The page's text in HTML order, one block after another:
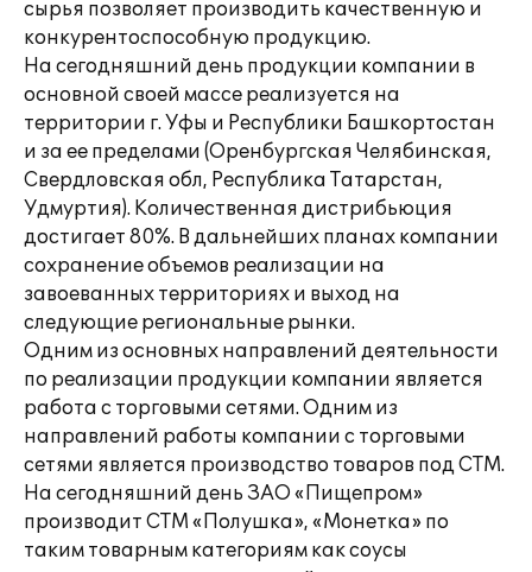
сырья позволяет производить качественную и
конкурентоспособную продукцию.
На сегодняшний день продукции компании в
основной своей массе реализуется на
территории г. Уфы и Республики Башкортостан
и за ее пределами (Оренбургская Челябинская,
Свердловская обл, Республика Татарстан,
Удмуртия). Количественная дистрибьюция
достигает 80%. В дальнейших планах компании
сохранение объемов реализации на
завоеванных территориях и выход на
следующие региональные рынки.
Одним из основных направлений деятельности
по реализации продукции компании является
работа с торговыми сетями. Одним из
направлений работы компании с торговыми
сетями является производство товаров под СТМ.
На сегодняшний день ЗАО «Пищепром»
производит СТМ «Полушка», «Монетка» по
таким товарным категориям как соусы